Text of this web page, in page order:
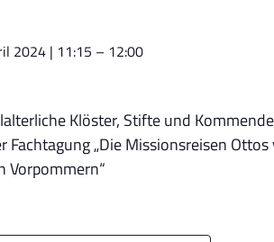
2024 | 11:15 – 12:00
Klöster, Stifte und
Fachtagung „Die Missionsreisen
Vorpommern“